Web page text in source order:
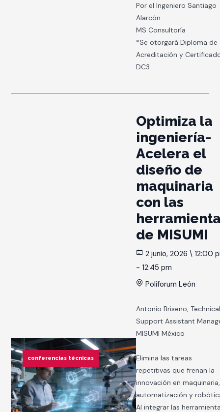
Por el Ingeniero Santiago
Alarcón
MS Consultoría
*Se otorgará Diploma de
Acreditación y
DC3
conferencias técnicas
Optimiza la
ingeniería-
Acelera el
diseño de
maquinaria
con las
de MISUMI
2 junio, 2026 \ 12:00
- 12:45 pm
Poliforum León
Antonio Briseño,
Support Assistant
MISUMI México
Elimina las tareas
repetitivas que frenan la
innovación en maquinaria,
automatización y
Al integrar las